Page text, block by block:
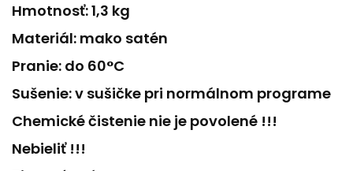
Hmotnosť: 1,3 kg
Materiál: mako satén
Pranie: do 60°C
Sušenie: v sušičke pri normálnom programe
Chemické čistenie nie je povolené !!!
Nebieliť !!!